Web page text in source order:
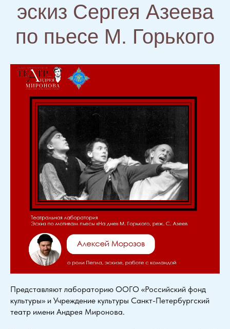
эскиз Сергея Азеева
по пьесе М. Горького
Представляют лабораторию ООГО «Российский фонд
культуры» и Учреждение культуры Санкт-Петербургский
театр имени Андрея Миронова.